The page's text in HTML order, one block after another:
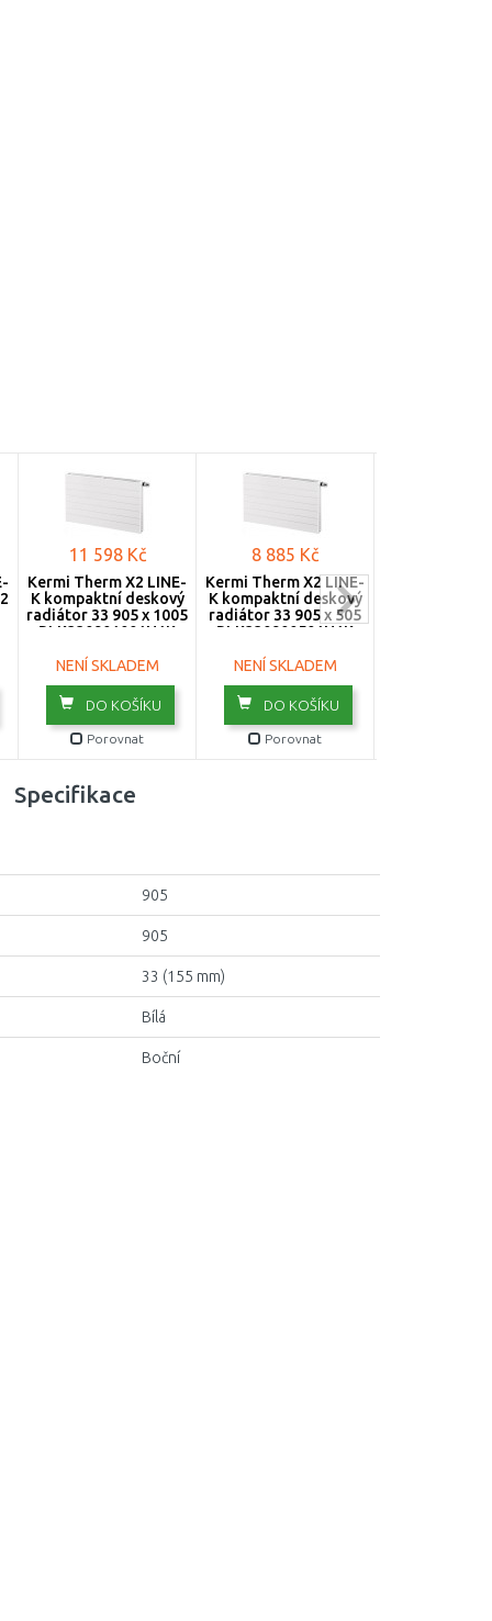
11 598 Kč
Kermi Therm X2 LINE-
K kompaktní deskový
radiátor 33 905 x 1005
PLK330901001N1K
NENÍ SKLADEM
DO KOŠÍKU
Porovnat
8 885 Kč
Kermi Therm X2 LINE-
K kompaktní deskový
radiátor 33 905 x 505
PLK330900501N1K
NENÍ SKLADEM
DO KOŠÍKU
Porovnat
Specifikace
905
905
33 (155 mm)
Bílá
Boční